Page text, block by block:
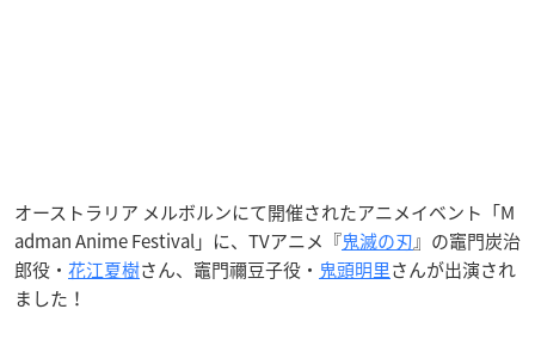
オーストラリア メルボルンにて開催されたアニメイベント「M
adman Anime Festival」に、TVアニメ『鬼滅の刃』の竈門炭治
郎役・ 花江夏樹さん、竈門禰豆子役・ 鬼頭明里さんが出演され
ました！